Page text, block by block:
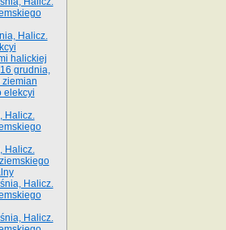
Halicz.
halickiej
grudnia,
ziemian
elekcyi
Halicz.
Halicz.
Halicz.
Halicz.